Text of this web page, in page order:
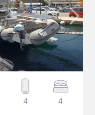
4 4